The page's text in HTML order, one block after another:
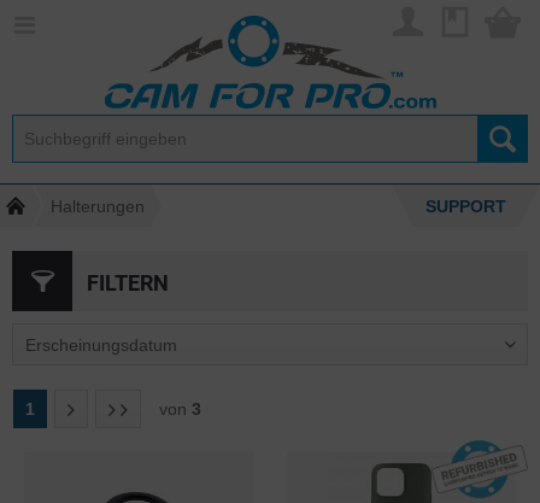
Halterungen SUPPORT
FILTERN
1 von 3